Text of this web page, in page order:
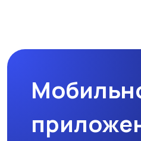
Детская одежда